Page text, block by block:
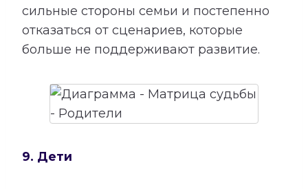
сильные стороны семьи и постепенно
отказаться от сценариев, которые
больше не поддерживают развитие.
9. Дети